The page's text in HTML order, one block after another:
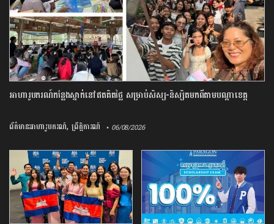
អាហារូបករណ៍​កន្លែង​ស្នាក់​នៅ​ឥត​គិត​ថ្លៃ​ ​សម្រាប់​សិស្ស​-​និស្សិត​មកពី​តាម​បណ្តា​ខេត្ត​
ព័ត៌មានអាហារូបករណ៍,ព្រឹត្តិការណ៍ • 06/08/2026